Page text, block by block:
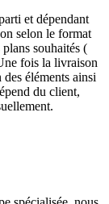
et dépendant
selon le format
souhaités (
fois la livraison
éléments ainsi
du client,